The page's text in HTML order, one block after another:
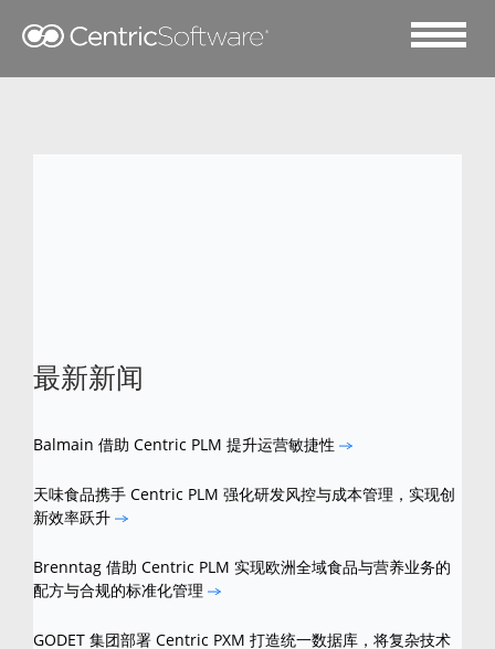
最新新闻
Balmain 借助 Centric PLM 提升运营敏捷性
天味食品携手 Centric PLM 强化研发风控与成本管理，实现创
新效率跃升
Brenntag 借助 Centric PLM 实现欧洲全域食品与营养业务的
配方与合规的标准化管理
GODET 集团部署 Centric PXM 打造统一数据库，将复杂技术